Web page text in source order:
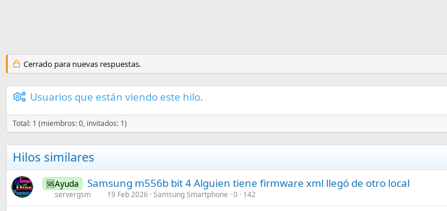
Cerrado para nuevas respuestas.
Usuarios que están viendo este hilo.
Total: 1 (miembros: 0, invitados: 1)
Hilos similares
🆘Ayuda Samsung m556b bit 4 Alguien tiene firmware xml llegó de otro local
servergsm 19 Feb 2026 Samsung Smartphone 0 142